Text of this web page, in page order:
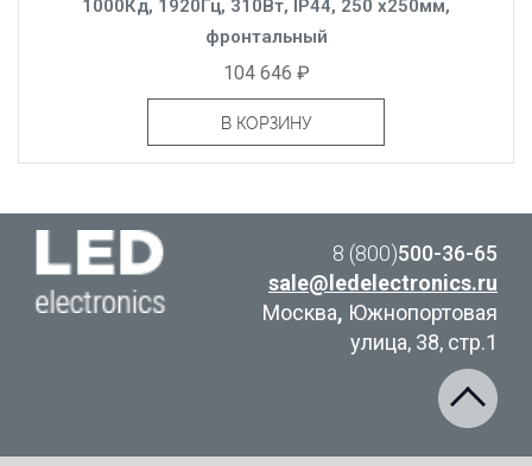
1000Кд, 1920Гц, 310Вт, IP44, 250 x250мм,
фронтальный
104 646 ₽
В КОРЗИНУ
8 (800)500-36-65
sale@ledelectronics.ru
Москва, Южнопортовая
улица, 38, стр.1